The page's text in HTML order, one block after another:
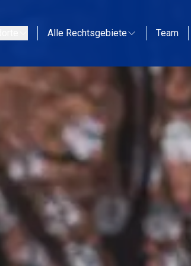
Alle Rechtsgebiete Team